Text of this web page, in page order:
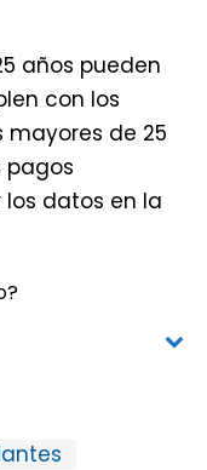
años pueden
con los
mayores de 25
pagos
datos en la